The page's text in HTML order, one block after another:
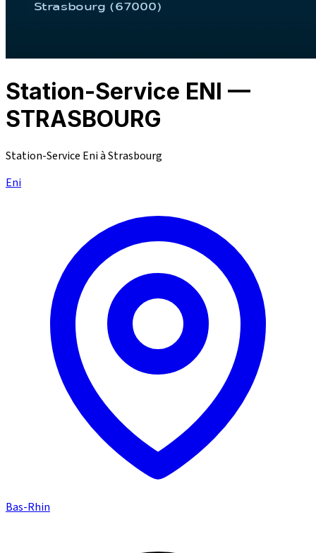
Station-Service ENI —
STRASBOURG
Station-Service Eni à Strasbourg
Eni
Bas-Rhin